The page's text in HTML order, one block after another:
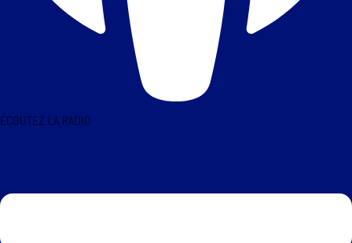
ÉCOUTEZ LA RADIO